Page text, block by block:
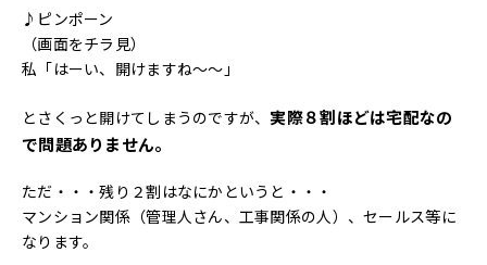
♪ピンポーン
（画面をチラ見）
私「はーい、開けますね～～」
とさくっと開けてしまうのですが、 実際８割ほどは宅配なの
で問題ありません。
ただ・・・残り２割はなにかというと・・・
マンション関係（管理人さん、工事関係の人）、セールス等に
なります。